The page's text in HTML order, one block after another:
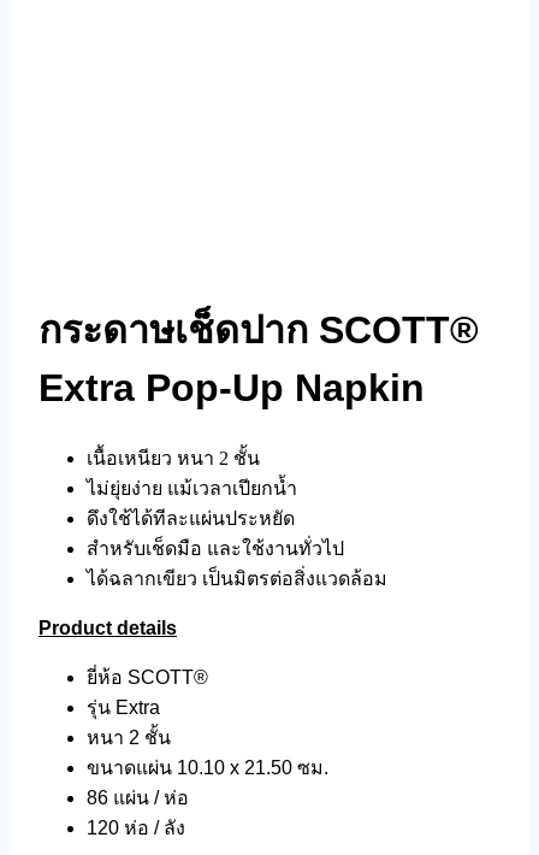
กระดาษเช็ดปาก SCOTT®
Extra Pop-Up Napkin
เนื้อเหนียว หนา 2 ชั้น
ไม่ยุ่ยง่าย แม้เวลาเปียกน้ำ
ดึงใช้ได้ทีละแผ่นประหยัด
สำหรับเช็ดมือ และใช้งานทั่วไป
ได้ฉลากเขียว เป็นมิตรต่อสิ่งแวดล้อม
Product details
ยี่ห้อ SCOTT®
รุ่น Extra
หนา 2 ชั้น
ขนาดแผ่น 10.10 x 21.50 ซม.
86 แผ่น / ห่อ
120 ห่อ / ลัง